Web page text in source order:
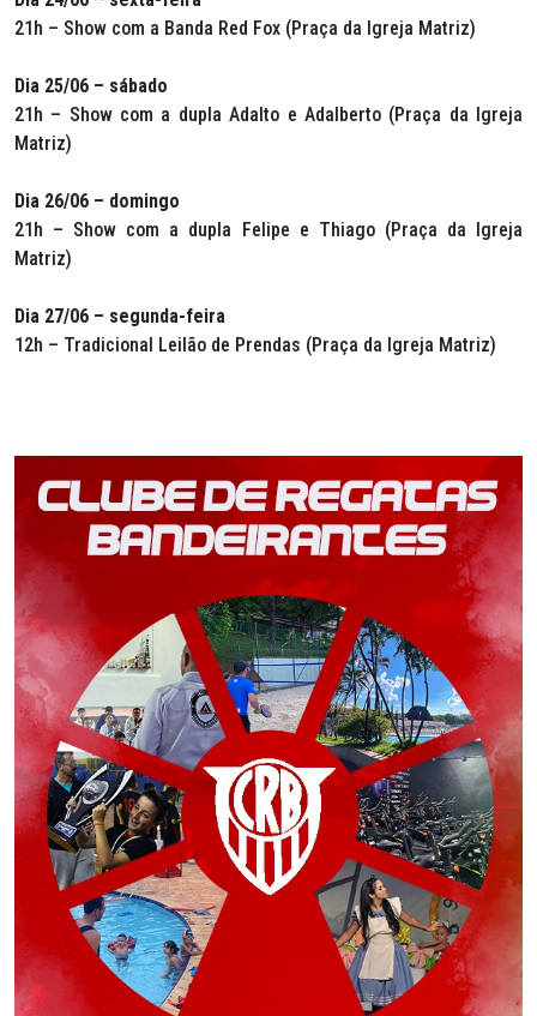
21h – Show com a Banda Red Fox (Praça da Igreja Matriz)
Dia 25/06 – sábado
21h – Show com a dupla Adalto e Adalberto (Praça da Igreja
Matriz)
Dia 26/06 – domingo
21h – Show com a dupla Felipe e Thiago (Praça da Igreja
Matriz)
Dia 27/06 – segunda-feira
12h – Tradicional Leilão de Prendas (Praça da Igreja Matriz)